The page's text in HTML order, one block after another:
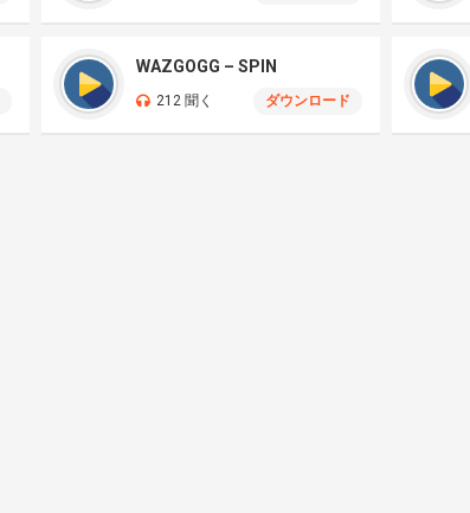
WAZGOGG – SPIN
212 聞く ダウンロード